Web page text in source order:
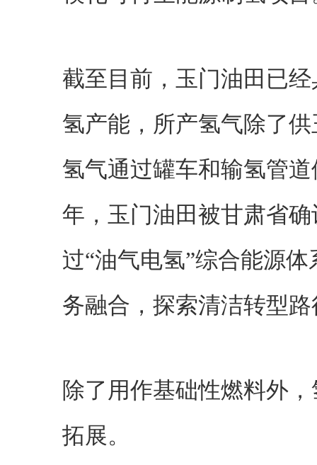
截至目前，玉门油田已
氢产能，所产氢气除了
氢气通过罐车和输氢管
年，玉门油田被甘肃省
过“油气电氢”综合能源
务融合，探索清洁转型路
除了用作基础性燃料外
拓展。